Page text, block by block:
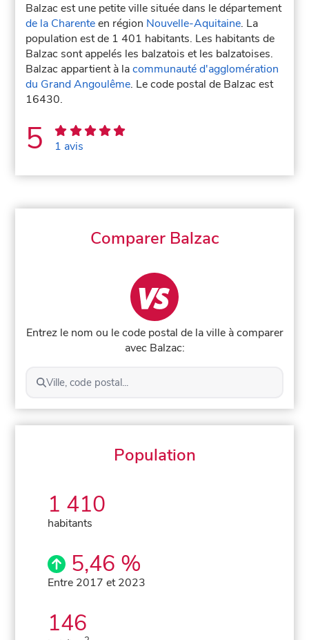
Balzac est une petite ville située dans le département
de la Charenteen région Nouvelle-Aquitaine. La
population est de 1 401 habitants. Les habitants de
Balzac sont appelés les balzatois et les balzatoises.
Balzac appartient à lacommunauté d'agglomération
du Grand Angoulême. Le code postal de Balzac est
16430.
5 1 avis
Comparer Balzac
Entrez le nom ou le code postal de la ville à comparer
avec Balzac:
Ville, code postal...
Population
1 410
habitants
5,46 %
Entre 2017 et 2023
146